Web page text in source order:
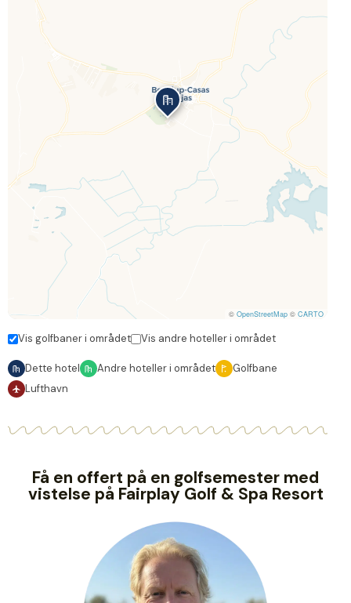
© OpenStreetMap © CARTO
Vis golfbaner i området Vis andre hoteller i området
Dette hotel Andre hoteller i området
Golfbane
Lufthavn
Få en offert på en golfsemester med
vistelse på Fairplay Golf & Spa Resort